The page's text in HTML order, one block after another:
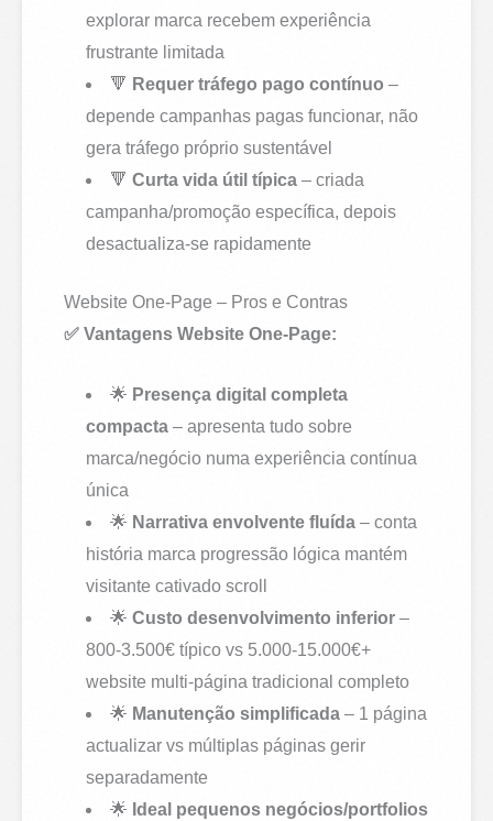
explorar marca recebem experiência
frustrante limitada
🔻 Requer tráfego pago contínuo –
depende campanhas pagas funcionar, não
gera tráfego próprio sustentável
🔻Curta vida útil típica – criada
campanha/promoção específica, depois
desactualiza-se rapidamente
Website One-Page – Pros e Contras
✅ Vantagens Website One-Page:
🌟 Presença digital completa
compacta – apresenta tudo sobre
marca/negócio numa experiência contínua
única
🌟 Narrativa envolvente fluída – conta
história marca progressão lógica mantém
visitante cativado scroll
🌟Custo desenvolvimento inferior –
800-3.500€ típico vs 5.000-15.000€+
website multi-página tradicional completo
🌟 Manutenção simplificada – 1 página
actualizar vs múltiplas páginas gerir
separadamente
🌟 Ideal pequenos negócios/portfolios